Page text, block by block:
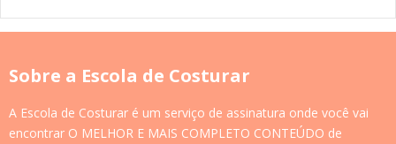
Sobre a Escola de Costurar
A Escola de Costurar é um serviço de assinatura onde você vai
encontrar O MELHOR E MAIS COMPLETO CONTEÚDO de